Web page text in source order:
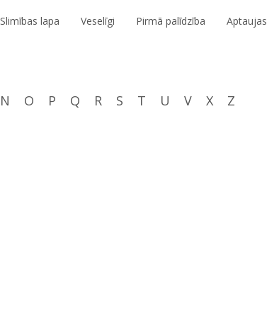
Slimības lapa Veselīgi Pirmā palīdzība Aptaujas
N O P Q R S T U V X Z